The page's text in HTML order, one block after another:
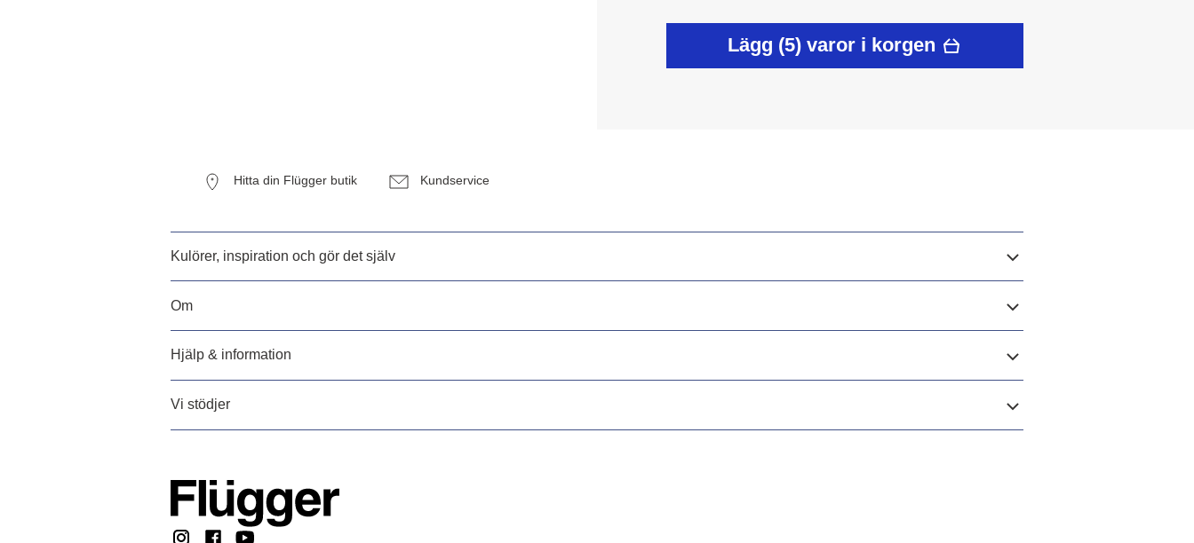
Lägg (5) varor i korgen
Hitta din Flügger butik Kundservice
Kulörer, inspiration och gör det själv
Om
Hjälp & information
Vi stödjer